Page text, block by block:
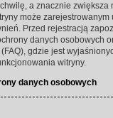
a znacznie zwiększa
może
Przed rejestracją
danych osobowych
gdzie jest
witryny.
danych osobowych